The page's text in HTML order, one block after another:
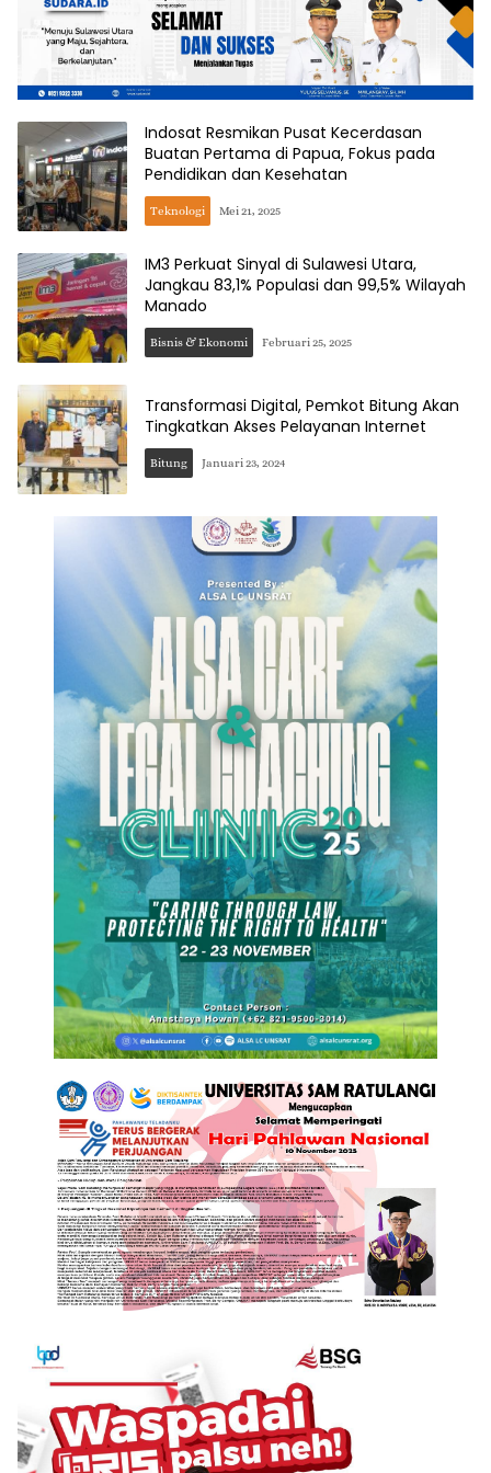
Indosat Resmikan Pusat Kecerdasan
Buatan Pertama di Papua, Fokus pada
Pendidikan dan Kesehatan
Teknologi Mei 21, 2025
IM3 Perkuat Sinyal di Sulawesi Utara,
Jangkau 83,1% Populasi dan 99,5% Wilayah
Manado
Bisnis & Ekonomi Februari 25, 2025
Transformasi Digital, Pemkot Bitung Akan
Tingkatkan Akses Pelayanan Internet
Bitung Januari 23, 2024